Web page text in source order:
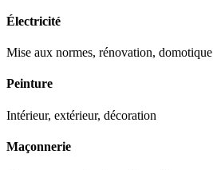
Électricité
Mise aux normes, rénovation, domotique
Peinture
Intérieur, extérieur, décoration
Maçonnerie